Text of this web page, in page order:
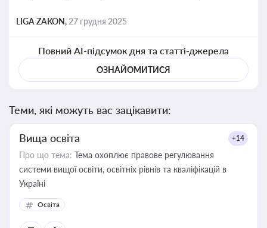
LIGA ZAKON, 27 грудня 2025
Повний AI-підсумок дня та статті-джерела
ОЗНАЙОМИТИСЯ
Теми, які можуть вас зацікавити:
Вища освіта +14
Про що тема: Тема охоплює правове регулювання
системи вищої освіти, освітніх рівнів та кваліфікацій в
Україні
Освіта